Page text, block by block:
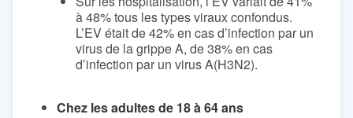
à 48% tous les types viraux confondus.
L’EV était de 42% en cas d’infection par un
virus de la grippe A, de 38% en cas
d’infection par un virus A(H3N2).
Chez les adultes de 18 à 64 ans